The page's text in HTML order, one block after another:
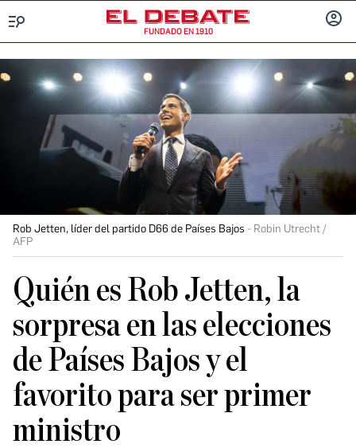
FUNDADO EN 1910
Rob Jetten, líder del partido D66 de Países Bajos
Robin Utrecht /
AFP
Quién es Rob Jetten, la
sorpresa en las elecciones
de Países Bajos y el
favorito para ser primer
ministro